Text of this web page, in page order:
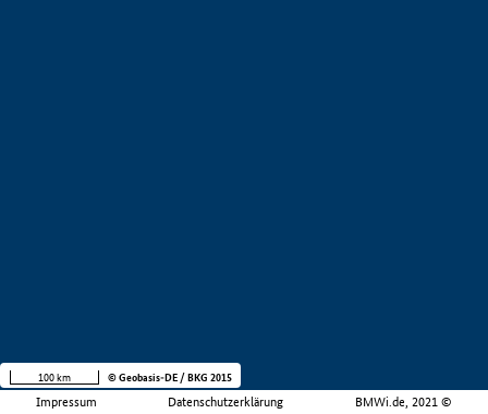
Impressum Datenschutzerklärung BMWi.de, 2021 ©
100 km © Geobasis-DE / BKG 2015